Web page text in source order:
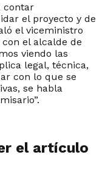
contar
el proyecto y de
el viceministro
el alcalde de
viendo las
legal, técnica,
con lo que se
se habla
el artículo